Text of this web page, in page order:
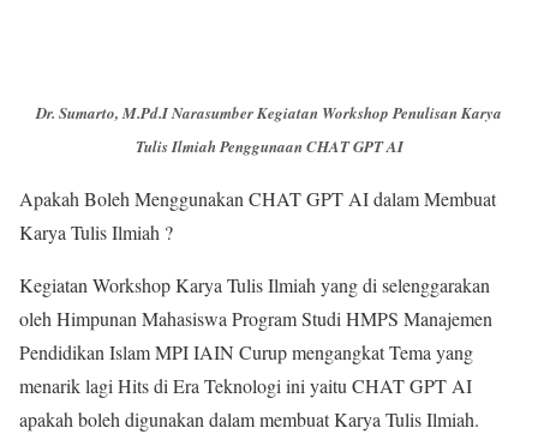
Dr. Sumarto, M.Pd.I Narasumber Kegiatan Workshop Penulisan Karya
Tulis Ilmiah Penggunaan CHAT GPT AI
Apakah Boleh Menggunakan CHAT GPT AI dalam Membuat
Karya Tulis Ilmiah ?
Kegiatan Workshop Karya Tulis Ilmiah yang di selenggarakan
oleh Himpunan Mahasiswa Program Studi HMPS Manajemen
Pendidikan Islam MPI IAIN Curup mengangkat Tema yang
menarik lagi Hits di Era Teknologi ini yaitu CHAT GPT AI
apakah boleh digunakan dalam membuat Karya Tulis Ilmiah.